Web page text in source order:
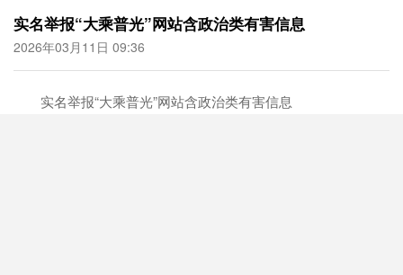
实名举报“大乘普光”网站含政治类有害信息
2026年03月11日 09:36
实名举报“大乘普光”网站含政治类有害信息